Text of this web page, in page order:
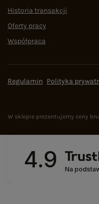
Historia transakcji
Oferty pracy
Współpraca
Regulamin Polityka
W sklepie prezentujemy ceny
4.9 Na